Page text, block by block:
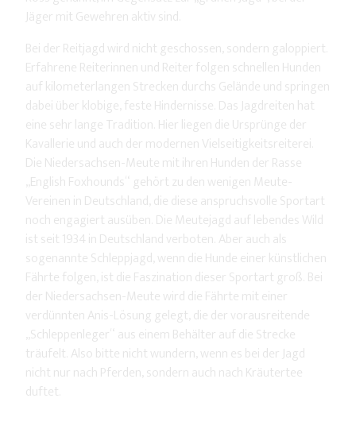
Jäger mit Gewehren aktiv sind.
Bei der Reitjagd wird nicht geschossen, sondern galoppiert.
Erfahrene Reiterinnen und Reiter folgen schnellen Hunden
auf kilometerlangen Strecken durchs Gelände und springen
dabei über klobige, feste Hindernisse. Das Jagdreiten hat
eine sehr lange Tradition. Hier liegen die Ursprünge der
Kavallerie und auch der modernen Vielseitigkeitsreiterei.
Die Niedersachsen-Meute mit ihren Hunden der Rasse
„English Foxhounds“ gehört zu den wenigen Meute-
Vereinen in Deutschland, die diese anspruchsvolle Sportart
noch engagiert ausüben. Die Meutejagd auf lebendes Wild
ist seit 1934 in Deutschland verboten. Aber auch als
sogenannte Schleppjagd, wenn die Hunde einer künstlichen
Fährte folgen, ist die Faszination dieser Sportart groß. Bei
der Niedersachsen-Meute wird die Fährte mit einer
verdünnten Anis-Lösung gelegt, die der vorausreitende
„Schleppenleger“ aus einem Behälter auf die Strecke
träufelt. Also bitte nicht wundern, wenn es bei der Jagd
nicht nur nach Pferden, sondern auch nach Kräutertee
duftet.